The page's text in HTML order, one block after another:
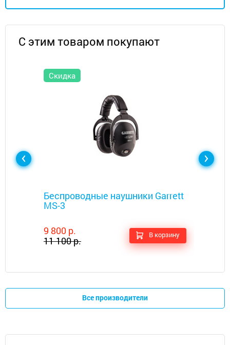
С этим товаром покупают
Скидка
Беспроводные наушники Garrett
MS-3
9 800 р.
11 100 р.
В корзину
Все производители